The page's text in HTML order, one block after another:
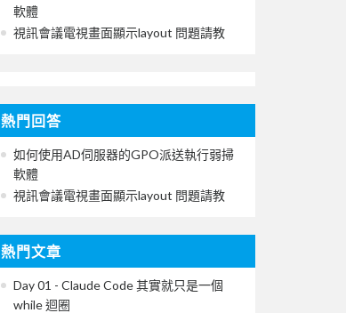
軟體
視訊會議電視畫面顯示layout 問題請教
熱門回答
如何使用AD伺服器的GPO派送執行弱掃
軟體
視訊會議電視畫面顯示layout 問題請教
熱門文章
Day 01 - Claude Code 其實就只是一個
while 迴圈